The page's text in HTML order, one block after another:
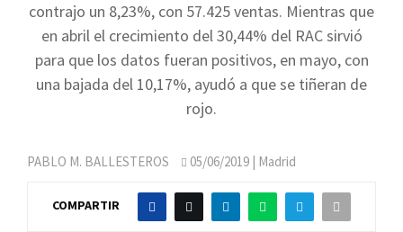
contrajo un 8,23%, con 57.425 ventas. Mientras que
en abril el crecimiento del 30,44% del RAC sirvió
para que los datos fueran positivos, en mayo, con
una bajada del 10,17%, ayudó a que se tiñeran de
rojo.
PABLO M. BALLESTEROS 05/06/2019 | Madrid
COMPARTIR